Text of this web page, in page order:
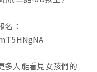
：
多人能看見女孩們的